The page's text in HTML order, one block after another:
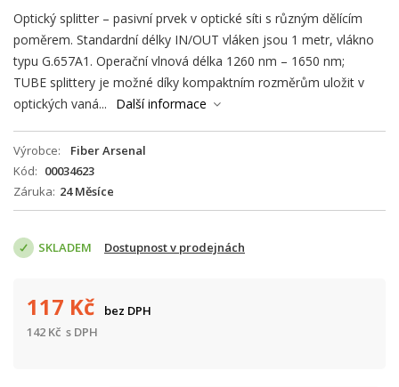
Optický splitter – pasivní prvek v optické síti s různým dělícím
poměrem. Standardní délky IN/OUT vláken jsou 1 metr, vlákno
typu G.657A1. Operační vlnová délka 1260 nm – 1650 nm;
TUBE splittery je možné díky kompaktním rozměrům uložit v
optických vaná...
Další informace
Výrobce
Fiber Arsenal
Kód
00034623
Záruka 24 Měsíce
SKLADEM Dostupnost v prodejnách
117 Kč
bez DPH
142 Kč s DPH